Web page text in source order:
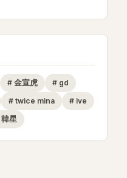
# 金宣虎 # gd
# twice mina # ive
韓星